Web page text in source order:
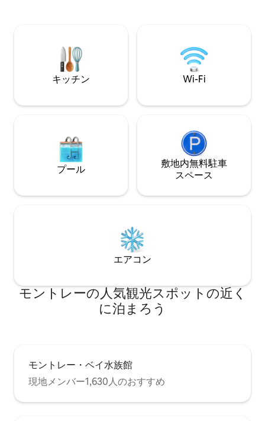
（EV充電器）まで1分 ソーシャルメディ
アで私たちを見つけてください：Insta
@SantaCruzAFrame
キッチン Wi-Fi
プール
敷地内無料駐⁠車
ス⁠ペ⁠ー⁠ス
エアコン
モントレーの人気観光スポットの近く
に泊まろう
モントレー・ベイ水族館
現地メンバー1,630人のおすすめ